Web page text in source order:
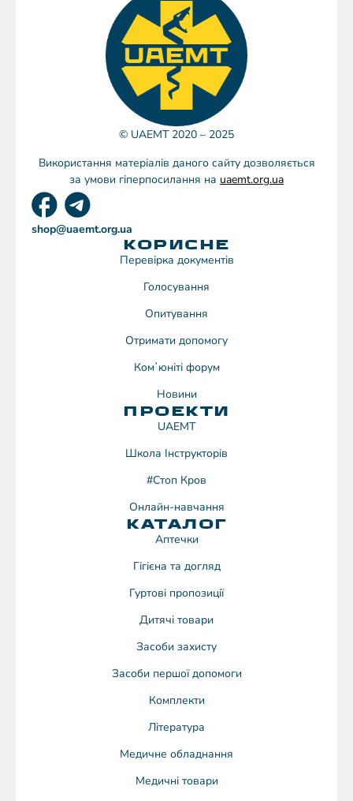
© UAEMT 2020 – 2025
Використання матеріалів даного сайту дозволяється
за умови гіперпосилання на uaemt.org.ua
shop@uaemt.org.ua
КОРИСНЕ
Перевірка документів
Голосування
Опитування
Отримати допомогу
Комʼюніті форум
Новини
ПРОЕКТИ
UAEMT
Школа Інструкторів
#Стоп Кров
Онлайн-навчання
КАТАЛОГ
Аптечки
Гігієна та догляд
Гуртові пропозиції
Дитячі товари
Засоби захисту
Засоби першої допомоги
Комплекти
Література
Медичне обладнання
Медичні товари